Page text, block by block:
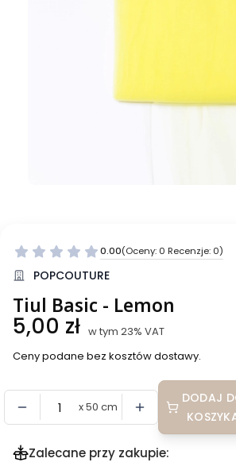
0.00(Oceny: 0 Recenzje: 0)
Przejdź do sekcji Opinie
POPCOUTURE
Tiul Basic - Lemon
Cena
5,00 zł w tym 23% VAT
w tym 23% VAT
Ceny podane bez kosztów dostawy.
x 50 cm
DODAJ
Zalecane przy zakupie: